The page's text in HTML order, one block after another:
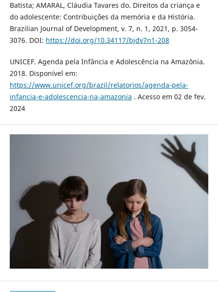
Batista; AMARAL, Cláudia Tavares do. Direitos da criança e
do adolescente: Contribuições da memória e da História.
Brazilian Journal of Development, v. 7, n. 1, 2021, p. 3054-
3076. DOI: https://doi.org/10.34117/bjdv7n1-208
UNICEF. Agenda pela Infância e Adolescência na Amazônia.
2018. Disponível em:
https://www.unicef.org/brazil/relatorios/agenda-pela-
infancia-e-adolescencia-na-amazonia . Acesso em 02 de fev.
2024